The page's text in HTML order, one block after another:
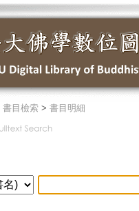
書目檢索 > 書目明細